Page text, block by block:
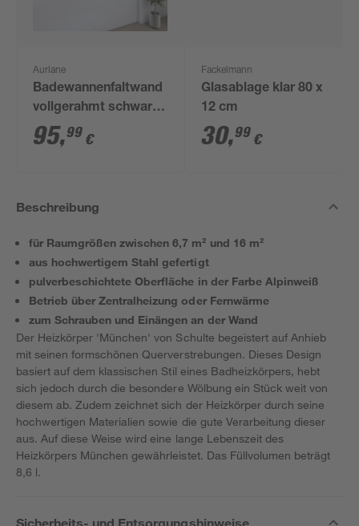
Aurlane
Badewannenfaltwand
vollgerahmt schwarz
75 x 130 cm
95,99 €
Fackelmann
Glasablage klar 80 x
12 cm
30,99 €
Beschreibung
für Raumgrößen zwischen 6,7 m² und 16 m²
aus hochwertigem Stahl gefertigt
pulverbeschichtete Oberfläche in der Farbe Alpinweiß
Betrieb über Zentralheizung oder Fernwärme
zum Schrauben und Einängen an der Wand
Der Heizkörper 'München' von Schulte begeistert auf Anhieb
mit seinen formschönen Querverstrebungen. Dieses Design
basiert auf dem klassischen Stil eines Badheizkörpers, hebt
sich jedoch durch die besondere Wölbung ein Stück weit von
diesem ab. Zudem zeichnet sich der Heizkörper durch seine
hochwertigen Materialien sowie die gute Verarbeitung dieser
aus. Auf diese Weise wird eine lange Lebenszeit des
Heizkörpers München gewährleistet. Das Füllvolumen beträgt
8,6 l.
Sicherheits- und Entsorgungshinweise